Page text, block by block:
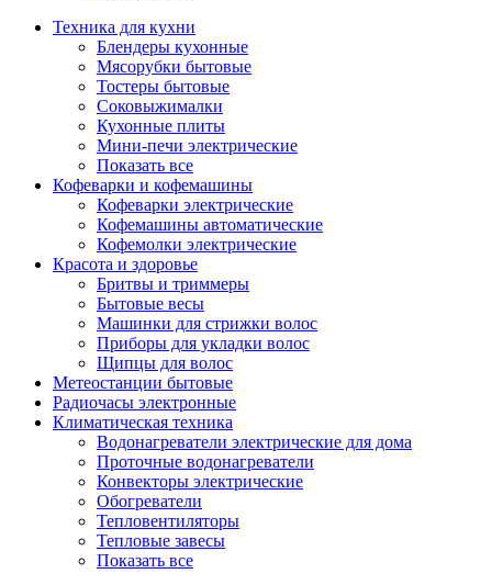
Техника для кухни
Блендеры кухонные
Мясорубки бытовые
Тостеры бытовые
Соковыжималки
Кухонные плиты
Мини-печи электрические
Показать все
Кофеварки и кофемашины
Кофеварки электрические
Кофемашины автоматические
Кофемолки электрические
Красота и здоровье
Бритвы и триммеры
Бытовые весы
Машинки для стрижки волос
Приборы для укладки волос
Щипцы для волос
Метеостанции бытовые
Радиочасы электронные
Климатическая техника
Водонагреватели электрические для дома
Проточные водонагреватели
Конвекторы электрические
Обогреватели
Тепловентиляторы
Тепловые завесы
Показать все